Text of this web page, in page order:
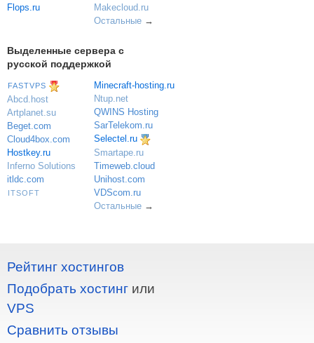
Flops.ru
Makecloud.ru
Остальные→
Выделенные сервера с
русской поддержкой
FASTVPS
Abcd.host
Artplanet.su
Beget.com
Cloud4box.com
Hostkey.ru
Inferno Solutions
itldc.com
ITSOFT
Minecraft-hosting.ru
Ntup.net
QWINS Hosting
SarTelekom.ru
Selectel.ru
Smartape.ru
Timeweb.cloud
Unihost.com
VDScom.ru
Остальные→
Рейтинг хостингов
Подобрать хостинг или
VPS
Сравнить отзывы